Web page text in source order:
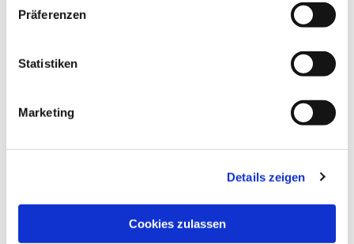
Präferenzen
Statistiken
Marketing
Details zeigen
Cookies zulassen